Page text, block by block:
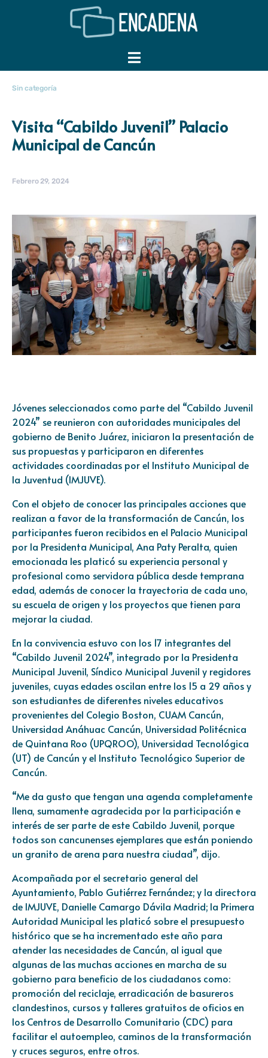
Sin categoría
Visita “Cabildo Juvenil” Palacio
Municipal de Cancún
Febrero 29, 2024
Jóvenes seleccionados como parte del “Cabildo Juvenil
2024” se reunieron con autoridades municipales del
gobierno de Benito Juárez, iniciaron la presentación de
sus propuestas y participaron en diferentes
actividades coordinadas por el Instituto Municipal de
la Juventud (IMJUVE).
Con el objeto de conocer las principales acciones que
realizan a favor de la transformación de Cancún, los
participantes fueron recibidos en el Palacio Municipal
por la Presidenta Municipal, Ana Paty Peralta, quien
emocionada les platicó su experiencia personal y
profesional como servidora pública desde temprana
edad, además de conocer la trayectoria de cada uno,
su escuela de origen y los proyectos que tienen para
mejorar la ciudad.
En la convivencia estuvo con los 17 integrantes del
“Cabildo Juvenil 2024”, integrado por la Presidenta
Municipal Juvenil, Síndico Municipal Juvenil y regidores
juveniles, cuyas edades oscilan entre los 15 a 29 años y
son estudiantes de diferentes niveles educativos
provenientes del Colegio Boston, CUAM Cancún,
Universidad Anáhuac Cancún, Universidad Politécnica
de Quintana Roo (UPQROO), Universidad Tecnológica
(UT) de Cancún y el Instituto Tecnológico Superior de
Cancún.
“Me da gusto que tengan una agenda completamente
llena, sumamente agradecida por la participación e
interés de ser parte de este Cabildo Juvenil, porque
todos son cancunenses ejemplares que están poniendo
un granito de arena para nuestra ciudad”, dijo.
Acompañada por el secretario general del
Ayuntamiento, Pablo Gutiérrez Fernández; y la directora
de IMJUVE, Danielle Camargo Dávila Madrid; la Primera
Autoridad Municipal les platicó sobre el presupuesto
histórico que se ha incrementado este año para
atender las necesidades de Cancún, al igual que
algunas de las muchas acciones en marcha de su
gobierno para beneficio de los ciudadanos como:
promoción del reciclaje, erradicación de basureros
clandestinos, cursos y talleres gratuitos de oficios en
los Centros de Desarrollo Comunitario (CDC) para
facilitar el autoempleo, caminos de la transformación
y cruces seguros, entre otros.